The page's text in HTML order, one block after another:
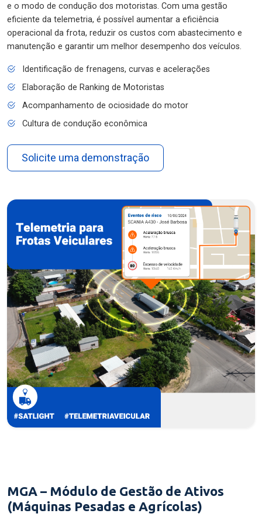
e o modo de condução dos motoristas. Com uma gestão
eficiente da telemetria, é possível aumentar a eficiência
operacional da frota, reduzir os custos com abastecimento e
manutenção e garantir um melhor desempenho dos veículos.
Identificação de frenagens, curvas e acelerações
Elaboração de Ranking de Motoristas
Acompanhamento de ociosidade do motor
Cultura de condução econômica
Solicite uma demonstração
MGA – Módulo de Gestão de Ativos
(Máquinas Pesadas e Agrícolas)